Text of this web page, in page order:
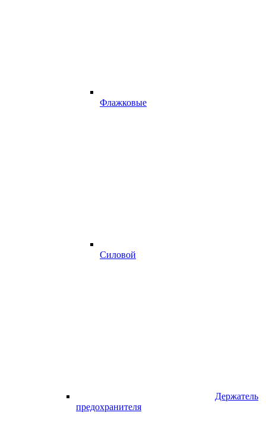
Флажковые
Силовой
Держатель
предохранителя